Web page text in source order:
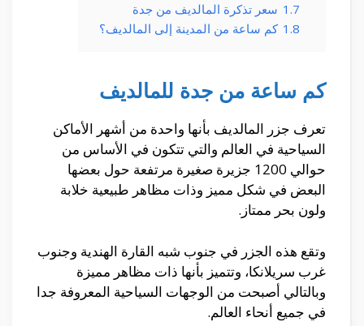
1.7 سعر تذكرة المالديف من جدة
1.8 كم ساعة من المدينة إلى المالديف؟
كم ساعة من جدة للمالديف
تعرف جزر المالديف بأنها واحدة من أشهر الأماكن
السياحية في العالم والتي تتكون في الأساس من
حوالي 1200 جزيرة صغيرة مرتفعة حول بعضها
البعض في شكل مميز وذات مظاهر طبيعية خلابة
ولون بحر ممتاز.
وتقع هذه الجزر في جنوب شبه القارة الهندية وجنوب
غرب سريلانكا، وتتميز بأنها ذات مظاهر مميزة
وبالتالي أصبحت من الوجهات السياحية المعروفة جدا
في جميع أنحاء العالم.